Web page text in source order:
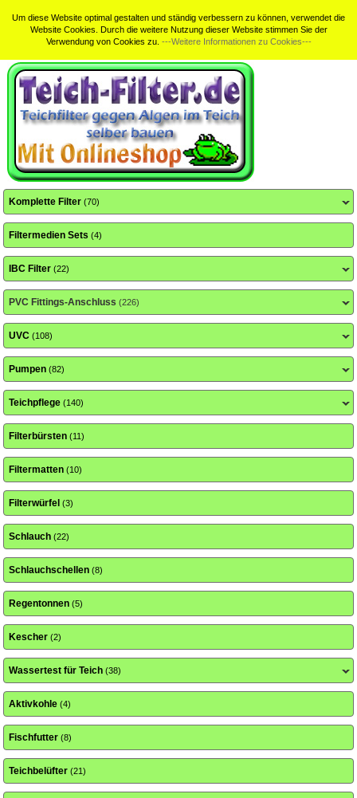
Home Sitemap Suche Kundeninfo Teichfilterbewertungen
Komplette Filter (70)
Filtermedien Sets (4)
IBC Filter (22)
PVC Fittings-Anschluss (226)
UVC (108)
Pumpen (82)
Teichpflege (140)
Filterbürsten (11)
Filtermatten (10)
Filterwürfel (3)
Schlauch (22)
Schlauchschellen (8)
Regentonnen (5)
Kescher (2)
Wassertest für Teich (38)
Aktivkohle (4)
Fischfutter (8)
Teichbelüfter (21)
Um diese Website optimal gestalten und ständig verbessern zu können, verwendet die
Website Cookies. Durch die weitere Nutzung dieser Website stimmen Sie der
Verwendung von Cookies zu. ---Weitere Informationen zu Cookies---